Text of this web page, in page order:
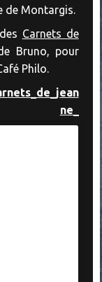
de Montargis.
Carnets de
Bruno, pour
Philo.
ne_